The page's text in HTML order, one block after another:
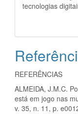
tecnologias
REFERÊNCIAS
ALMEIDA, J.M.C.
está em jogo nas
v. 35, n. 11, p.